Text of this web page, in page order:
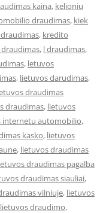
kaina, kelioniu
draudimas, kiek
, kredito
, l draudimas,
, letuvos
, lietuvos darudimas,
draudimas
draudimas, lietuvos
internetu automobilio,
kasko, lietuvos
, lietuvos draudimas
draudimas pagalba
draudimas siauliai,
vilniuje, lietuvos
lietuvos draudimo,